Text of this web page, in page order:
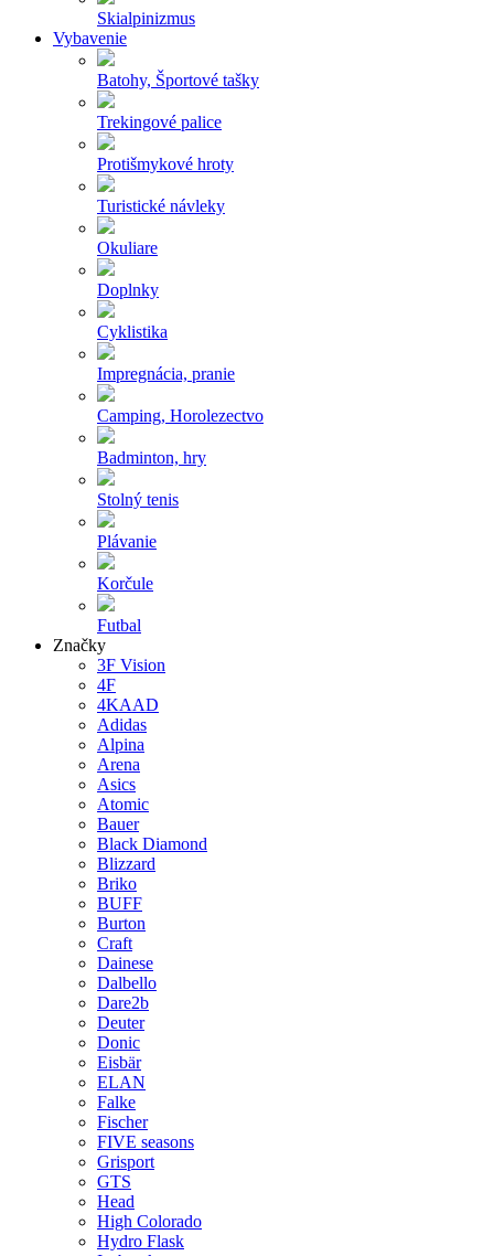
Skialpinizmus
Vybavenie
Batohy, Športové tašky
Trekingové palice
Protišmykové hroty
Turistické návleky
Okuliare
Doplnky
Cyklistika
Impregnácia, pranie
Camping, Horolezectvo
Badminton, hry
Stolný tenis
Plávanie
Korčule
Futbal
Značky
3F Vision
4F
4KAAD
Adidas
Alpina
Arena
Asics
Atomic
Bauer
Black Diamond
Blizzard
Briko
BUFF
Burton
Craft
Dainese
Dalbello
Dare2b
Deuter
Donic
Eisbär
ELAN
Falke
Fischer
FIVE seasons
Grisport
GTS
Head
High Colorado
Hydro Flask